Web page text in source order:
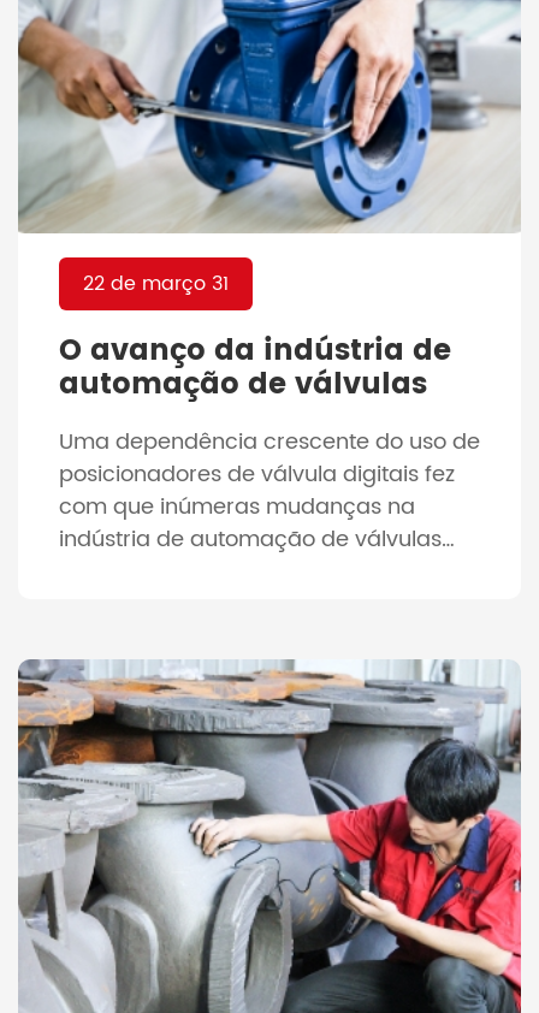
22 de março 31
O avanço da indústria de
automação de válvulas
Uma dependência crescente do uso de
posicionadores de válvula digitais fez
com que inúmeras mudanças na
indústria de automação de válvulas
dia que fez com que o mundo inteiro
migrasse enormemente para as
plataformas digitais, a indústria não
tem desculpa para não prestar
atenção a [...]